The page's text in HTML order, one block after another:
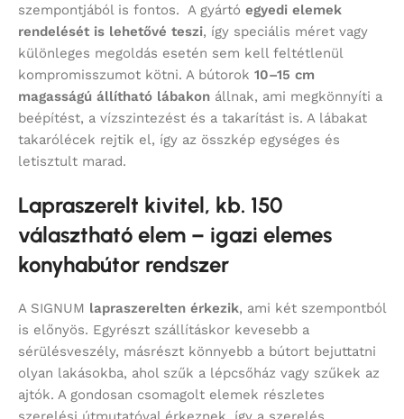
szempontjából is fontos. A gyártó egyedi elemek
rendelését is lehetővé teszi, így speciális méret vagy
különleges megoldás esetén sem kell feltétlenül
kompromisszumot kötni. A bútorok 10–15 cm
magasságú állítható lábakon állnak, ami megkönnyíti a
beépítést, a vízszintezést és a takarítást is. A lábakat
takarólécek rejtik el, így az összkép egységes és
letisztult marad.
Lapraszerelt kivitel, kb. 150
választható elem – igazi elemes
konyhabútor rendszer
A SIGNUM lapraszerelten érkezik, ami két szempontból
is előnyös. Egyrészt szállításkor kevesebb a
sérülésveszély, másrészt könnyebb a bútort bejuttatni
olyan lakásokba, ahol szűk a lépcsőház vagy szűkek az
ajtók. A gondosan csomagolt elemek részletes